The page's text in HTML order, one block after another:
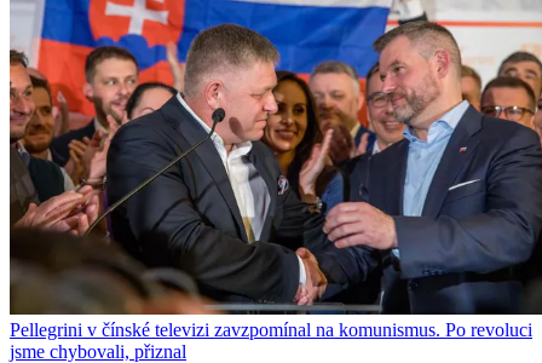
Pellegrini v čínské televizi zavzpomínal na komunismus. Po revoluci
jsme chybovali, přiznal